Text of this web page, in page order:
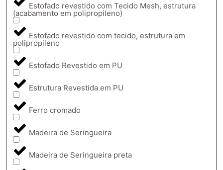
Estofado revestido com Tecido Mesh, estrutura
(acabamento em polipropileno)
Estofado revestido com tecido, estrutura em
polipropileno
Estofado Revestido em PU
Estrutura Revestida em PU
Ferro cromado
Madeira de Seringueira
Madeira de Seringueira preta